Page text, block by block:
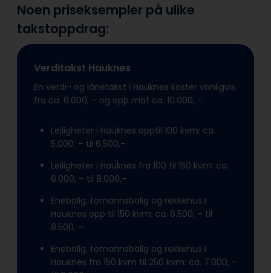
Noen priseksempler på ulike
takstoppdrag:
Verditakst Hauknes
En verdi- og lånetakst i Hauknes koster vanligvis
fra ca. 6.000, – og opp mot ca. 10.000, -.
Leiligheter i Hauknes opptil 100 kvm: ca.
5.000, – til 6.500,-
Leiligheter i Hauknes fra 100 til 150 kvm: ca.
6.000, – til 8.000,-
Enebolig, tomannsbolig og rekkehus i
Hauknes opp til 150 kvm: ca. 6.500, – til
8.500, –
Enebolig, tomannsbolig og rekkehus i
Hauknes fra 150 kvm til 250 kvm: ca. 7.000, –